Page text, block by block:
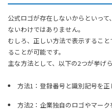
公式ロゴが存在しないからといっ
ないわけではありません。
むしろ、正しい方法で表示するこ
ることが可能です。
主な方法として、以下の2つが挙げら
方法1：登録番号と識別記号を正
方法2：企業独自のロゴやマー